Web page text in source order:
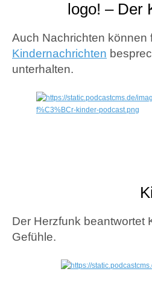
logo! – Der
Auch Nachrichten
Kindernachrichten
unterhalten.
Der Herzfunk beantwortet
Gefühle.